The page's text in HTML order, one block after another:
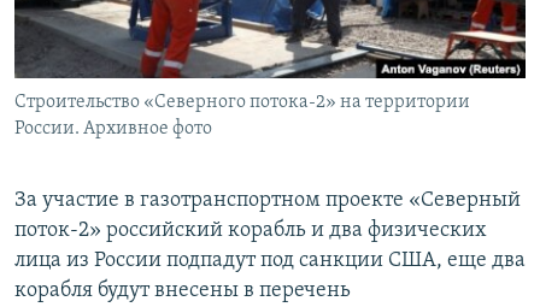
ПОБЕДИТЕЛЕЙ НЕ СУДЯТ?
КРЫМ.НЕПОКОРЕННЫЙ
ELIFBE
ПРИСОЕДИНЯЙТЕСЬ!
Строительство «Северного потока-2» на территории
России. Архивное фото
За участие в газотранспортном проекте «Северный
поток-2» российский корабль и два физических
лица из России подпадут под санкции США, еще два
корабля будут внесены в перечень